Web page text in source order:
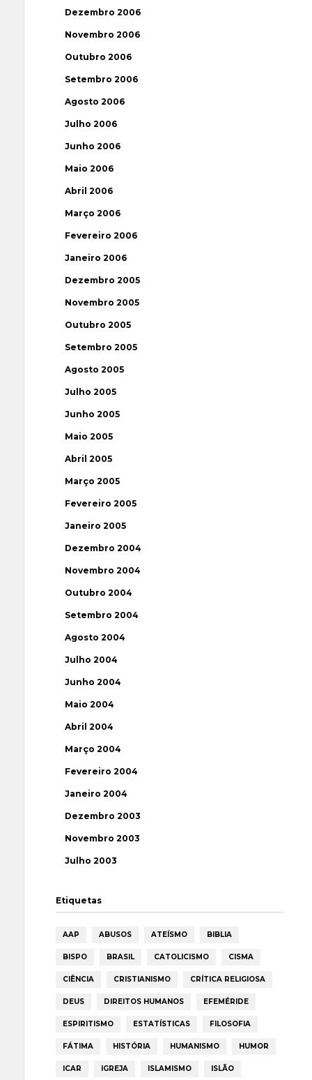
Dezembro 2006
Novembro 2006
Outubro 2006
Setembro 2006
Agosto 2006
Julho 2006
Junho 2006
Maio 2006
Abril 2006
Março 2006
Fevereiro 2006
Janeiro 2006
Dezembro 2005
Novembro 2005
Outubro 2005
Setembro 2005
Agosto 2005
Julho 2005
Junho 2005
Maio 2005
Abril 2005
Março 2005
Fevereiro 2005
Janeiro 2005
Dezembro 2004
Novembro 2004
Outubro 2004
Setembro 2004
Agosto 2004
Julho 2004
Junho 2004
Maio 2004
Abril 2004
Março 2004
Fevereiro 2004
Janeiro 2004
Dezembro 2003
Novembro 2003
Julho 2003
Etiquetas
AAP ABUSOS ATEÍSMO BIBLIA
BISPO BRASIL CATOLICISMO CISMA
CIÊNCIA CRISTIANISMO CRÍTICA RELIGIOSA
DEUS DIREITOS HUMANOS EFEMÉRIDE
ESPIRITISMO ESTATÍSTICAS FILOSOFIA
FÁTIMA HISTÓRIA HUMANISMO HUMOR
ICAR IGREJA ISLAMISMO ISLÃO